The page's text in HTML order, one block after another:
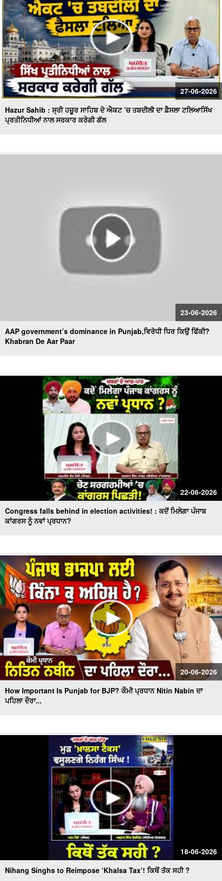
27-06-2026
Hazur Sahib : ਸ੍ਰੀ ਹਜ਼ੂਰ ਸਾਹਿਬ ਦੇ ਐਕਟ ’ਚ ਤਬਦੀਲੀ ਦਾ ਫ਼ੈਸਲਾ ਟਲਿਆਸਿੱਖ
ਪ੍ਰਤੀਨਿਧੀਆਂ ਨਾਲ ਸਰਕਾਰ ਕਰੇਗੀ ਗੱਲ
23-06-2026
AAP government’s dominance in Punjab,ਵਿਰੋਧੀ ਧਿਰ ਕਿਉਂ ਫਿੱਕੀ?
Khabran De Aar Paar
22-06-2026
Congress falls behind in election activities! : ਕਦੋਂ ਮਿਲੇਗਾ ਪੰਜਾਬ
ਕਾਂਗਰਸ ਨੂੰ ਨਵਾਂ ਪ੍ਰਧਾਨ?
20-06-2026
How Important Is Punjab for BJP? ਕੌਮੀ ਪ੍ਰਧਾਨ Nitin Nabin ਦਾ
ਪਹਿਲਾ ਦੌਰਾ...
18-06-2026
Nihang Singhs to Reimpose ‘Khalsa Tax’! ਕਿਥੋਂ ਤੱਕ ਸਹੀ ?